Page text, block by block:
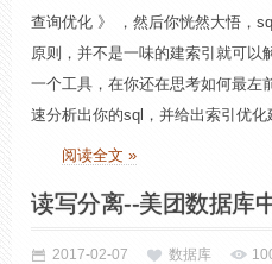
查询优化 》 ，然后你恍然大悟，
原则，并不是一味的建索引就可以
一个工具，在你还在思考如何最左
速分析出你的sql，并给出索引优
阅读全文 »
读写分离--美团数据库
2017-02-07 数据库